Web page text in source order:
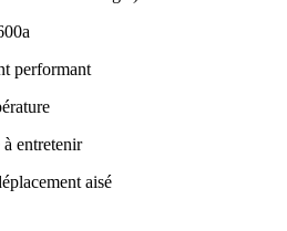
performant
entretenir
aisé